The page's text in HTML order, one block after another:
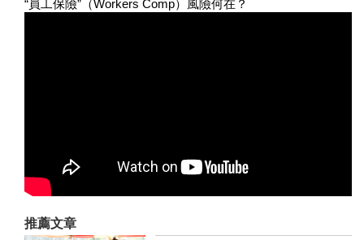
“員工保險”（Workers Comp）風險何在？
推薦文章